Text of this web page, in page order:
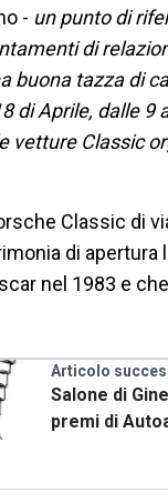
- un punto di
di
buona tazza di
di Aprile, dalle 9
vetture Classic
Classic di
di apertura
nel 1983 e
Articolo
Salone di
premi di